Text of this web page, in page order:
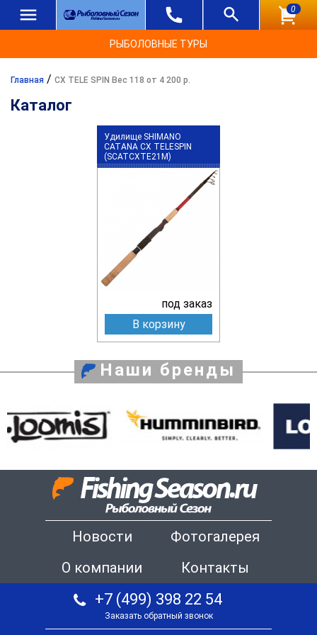
0
РЫБОЛОВНЫЕ ТУРЫ
Главная / CX TELE SPIN Вес 118 от 4 200 р.
Каталог
Удилище SHIMANO
CATANA CX TELESPIN
(SCATCXTE21M)
под заказ
В корзину
Наши бренды
Новости
Фотогалерея
О компании
Контакты
+7 (499) 398 22 54
Заказать обратный звонок